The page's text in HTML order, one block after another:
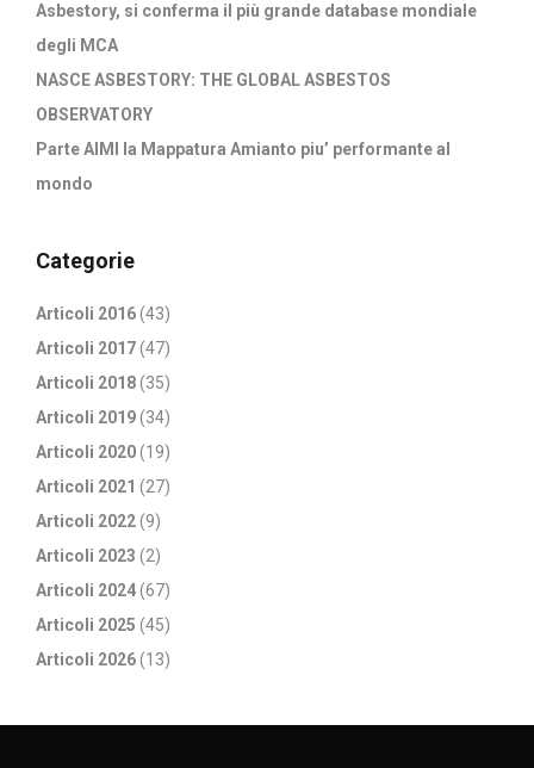
Asbestory, si conferma il più grande database mondiale
degli MCA
NASCE ASBESTORY: THE GLOBAL ASBESTOS
OBSERVATORY
Parte AIMI la Mappatura Amianto piu’ performante al
mondo
Categorie
Articoli 2016(43)
Articoli 2017(47)
Articoli 2018(35)
Articoli 2019(34)
Articoli 2020(19)
Articoli 2021 (27)
Articoli 2022(9)
Articoli 2023 (2)
Articoli 2024(67)
Articoli 2025 (45)
Articoli 2026(13)